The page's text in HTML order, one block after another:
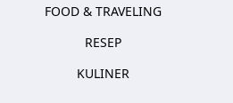
FOOD & TRAVELING
RESEP
KULINER